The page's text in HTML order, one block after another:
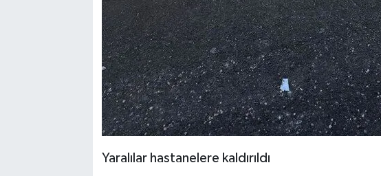
Yaralılar hastanelere kaldırıldı